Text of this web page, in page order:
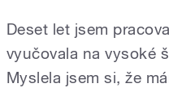
Deset let jsem
vyučovala na vysoké
Myslela jsem si, že